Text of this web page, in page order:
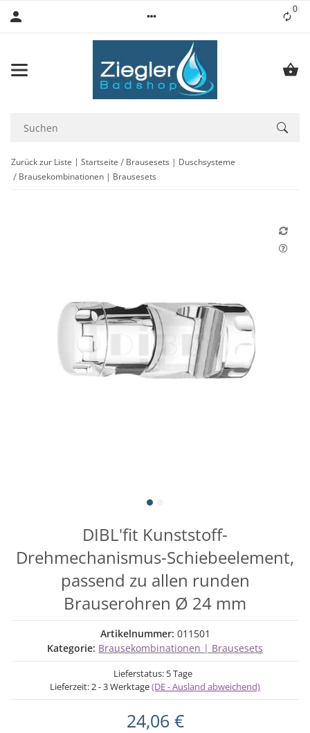
0
Zurück zur Liste Startseite
Brausesets | Duschsysteme
Brausekombinationen | Brausesets
DIBL'fit Kunststoff-
Drehmechanismus-Schiebeelement,
passend zu allen runden
Brauserohren Ø 24 mm
Artikelnummer: 011501
Kategorie: Brausekombinationen | Brausesets
Lieferstatus: 5 Tage
Lieferzeit:2 - 3 Werktage(DE - Ausland abweichend)
24,06 €